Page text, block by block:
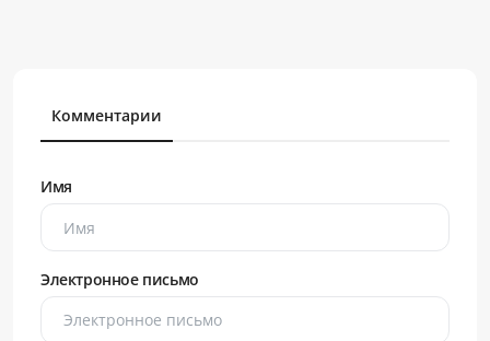
Комментарии
Имя
Электронное письмо